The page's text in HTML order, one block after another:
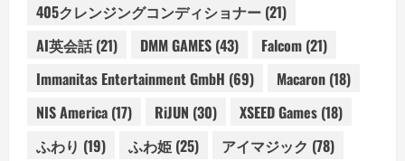
405クレンジングコンディショナー (21)
AI英会話(21) DMM GAMES (43) Falcom (21)
Immanitas Entertainment GmbH (69) Macaron (18)
NIS America (17) RiJUN (30) XSEED Games (18)
ふわり (19) ふわ姫 (25) アイマジック (78)